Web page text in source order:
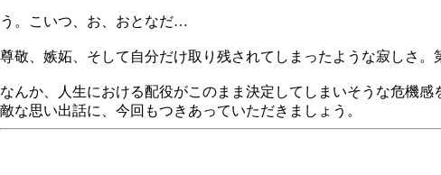
う。こいつ、お、おとなだ…
尊敬、嫉妬、そして自分だけ取り残されてしまったような寂しさ
なんか、人生における配役がこのまま決定してしまいそうな危機
敵な思い出話に、今回もつきあっていただきましょう。